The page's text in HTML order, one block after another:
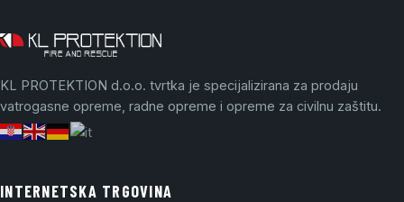
KL PROTEKTION d.o.o. tvrtka je specijalizirana za prodaju
vatrogasne opreme, radne opreme i opreme za civilnu zaštitu.
INTERNETSKA TRGOVINA